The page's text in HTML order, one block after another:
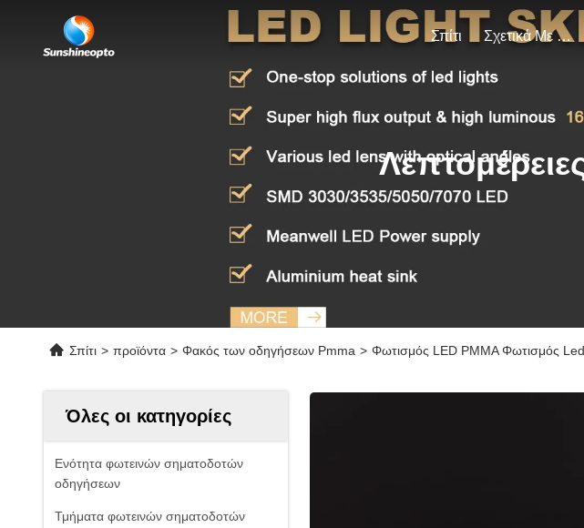
Σπίτι Σχετικά Με Εμάς
Σπίτι > προϊόντα > Φακός των οδηγήσεων Pmma > Φωτισμός LED PMMA Φωτισμός
Όλες οι κατηγορίες
Ενότητα φωτεινών σηματοδοτών
οδηγήσεων
Τμήματα φωτεινών σηματοδοτών